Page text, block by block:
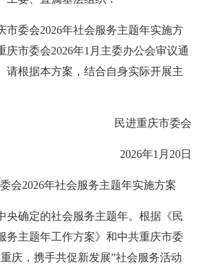
市委会2026年社会服务主题年实施方
庆市委会2026年1月主委办公会审议通
请根据本方案，结合自身实际开展主
民进重庆市委会
2026年1月20日
会2026年社会服务主题年实施方案
央确定的社会服务主题年。根据《民
务主题年工作方案》和中共重庆市委
庆，携手共促新发展”社会服务活动